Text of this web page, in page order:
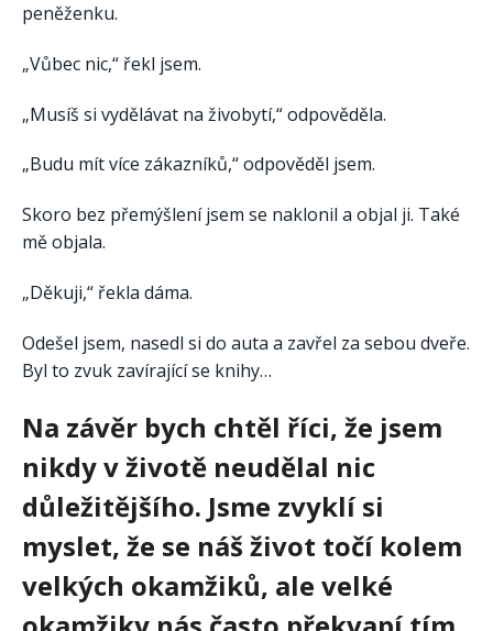
peněženku.
„Vůbec nic,“ řekl jsem.
„Musíš si vydělávat na živobytí,“ odpověděla.
„Budu mít více zákazníků,“ odpověděl jsem.
Skoro bez přemýšlení jsem se naklonil a objal ji. Také
mě objala.
„Děkuji,“ řekla dáma.
Odešel jsem, nasedl si do auta a zavřel za sebou dveře.
Byl to zvuk zavírající se knihy…
Na závěr bych chtěl říci, že jsem
nikdy v životě neudělal nic
důležitějšího. Jsme zvyklí si
myslet, že se náš život točí kolem
velkých okamžiků, ale velké